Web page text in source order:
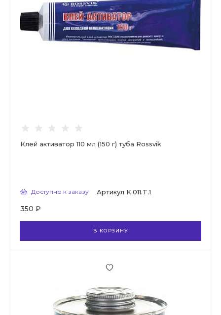
Клей активатор 110 мл (150 г) туба Rossvik
Доступно к заказу Артикул K.011.T.1
350 ₽
В КОРЗИНУ